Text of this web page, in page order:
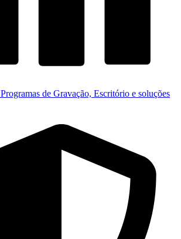
Programas de Gravação, Escritório e soluções